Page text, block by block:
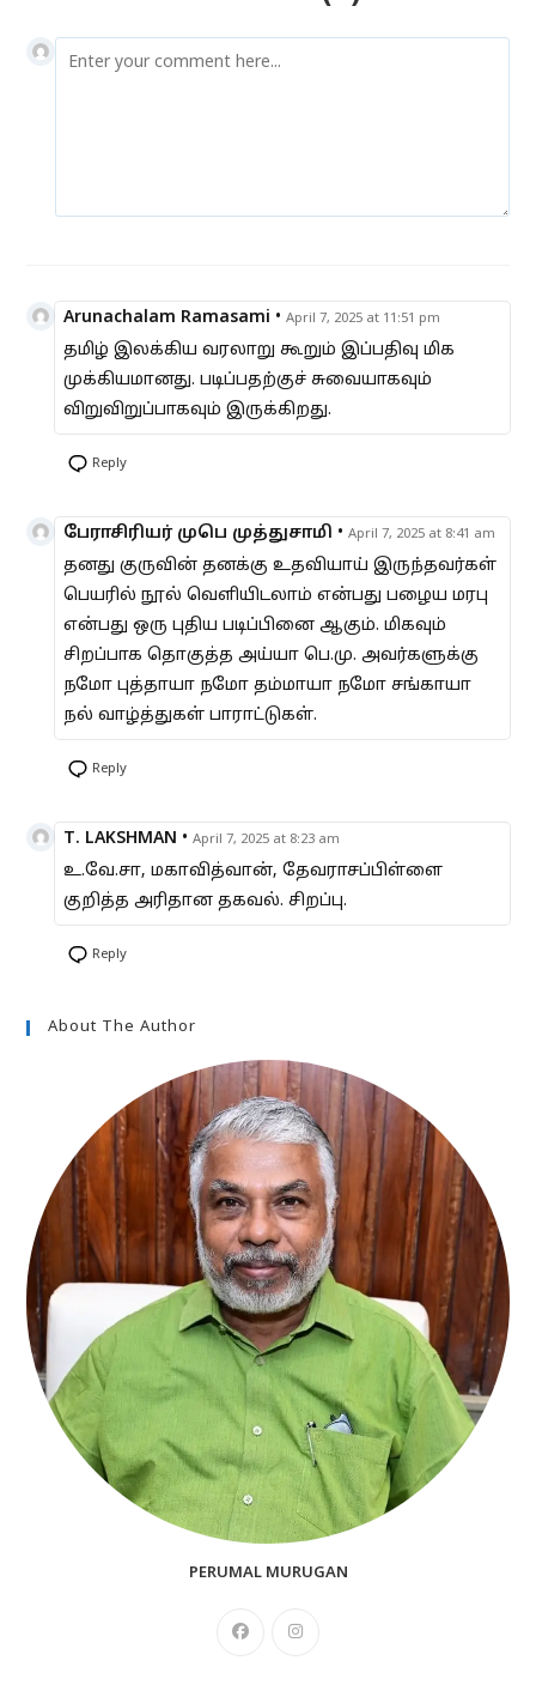
Arunachalam Ramasami • April 7, 2025 at 11:51 pm
தமிழ் இலக்கிய வரலாறு கூறும் இப்பதிவு மிக
முக்கியமானது. படிப்பதற்குச் சுவையாகவும்
விறுவிறுப்பாகவும் இருக்கிறது.
Reply
பேராசிரியர் முபெ முத்துசாமி • April 7, 2025 at 8:41 am
தனது குருவின் தனக்கு உதவியாய் இருந்தவர்கள்
பெயரில் நூல் வெளியிடலாம் என்பது பழைய மரபு
என்பது ஒரு புதிய படிப்பினை ஆகும். மிகவும்
சிறப்பாக தொகுத்த அய்யா பெ.மு. அவர்களுக்கு
நமோ புத்தாயா நமோ தம்மாயா நமோ சங்காயா
நல் வாழ்த்துகள் பாராட்டுகள்.
Reply
T. LAKSHMAN • April 7, 2025 at 8:23 am
உ.வே.சா, மகாவித்வான், தேவராசப்பிள்ளை
குறித்த அரிதான தகவல். சிறப்பு.
Reply
About The Author
PERUMAL MURUGAN
Opens